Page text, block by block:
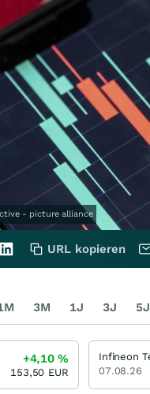
- picture alliance
URL kopieren
3M 1J 3J 5J
+4,10%
153,50 EUR
07.08.26